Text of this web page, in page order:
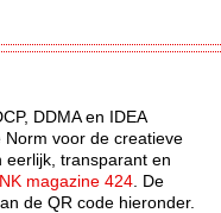
DDMA en IDEA
voor de creatieve
eerlijk, transparant en
magazine 424 . De
de QR code hieronder.